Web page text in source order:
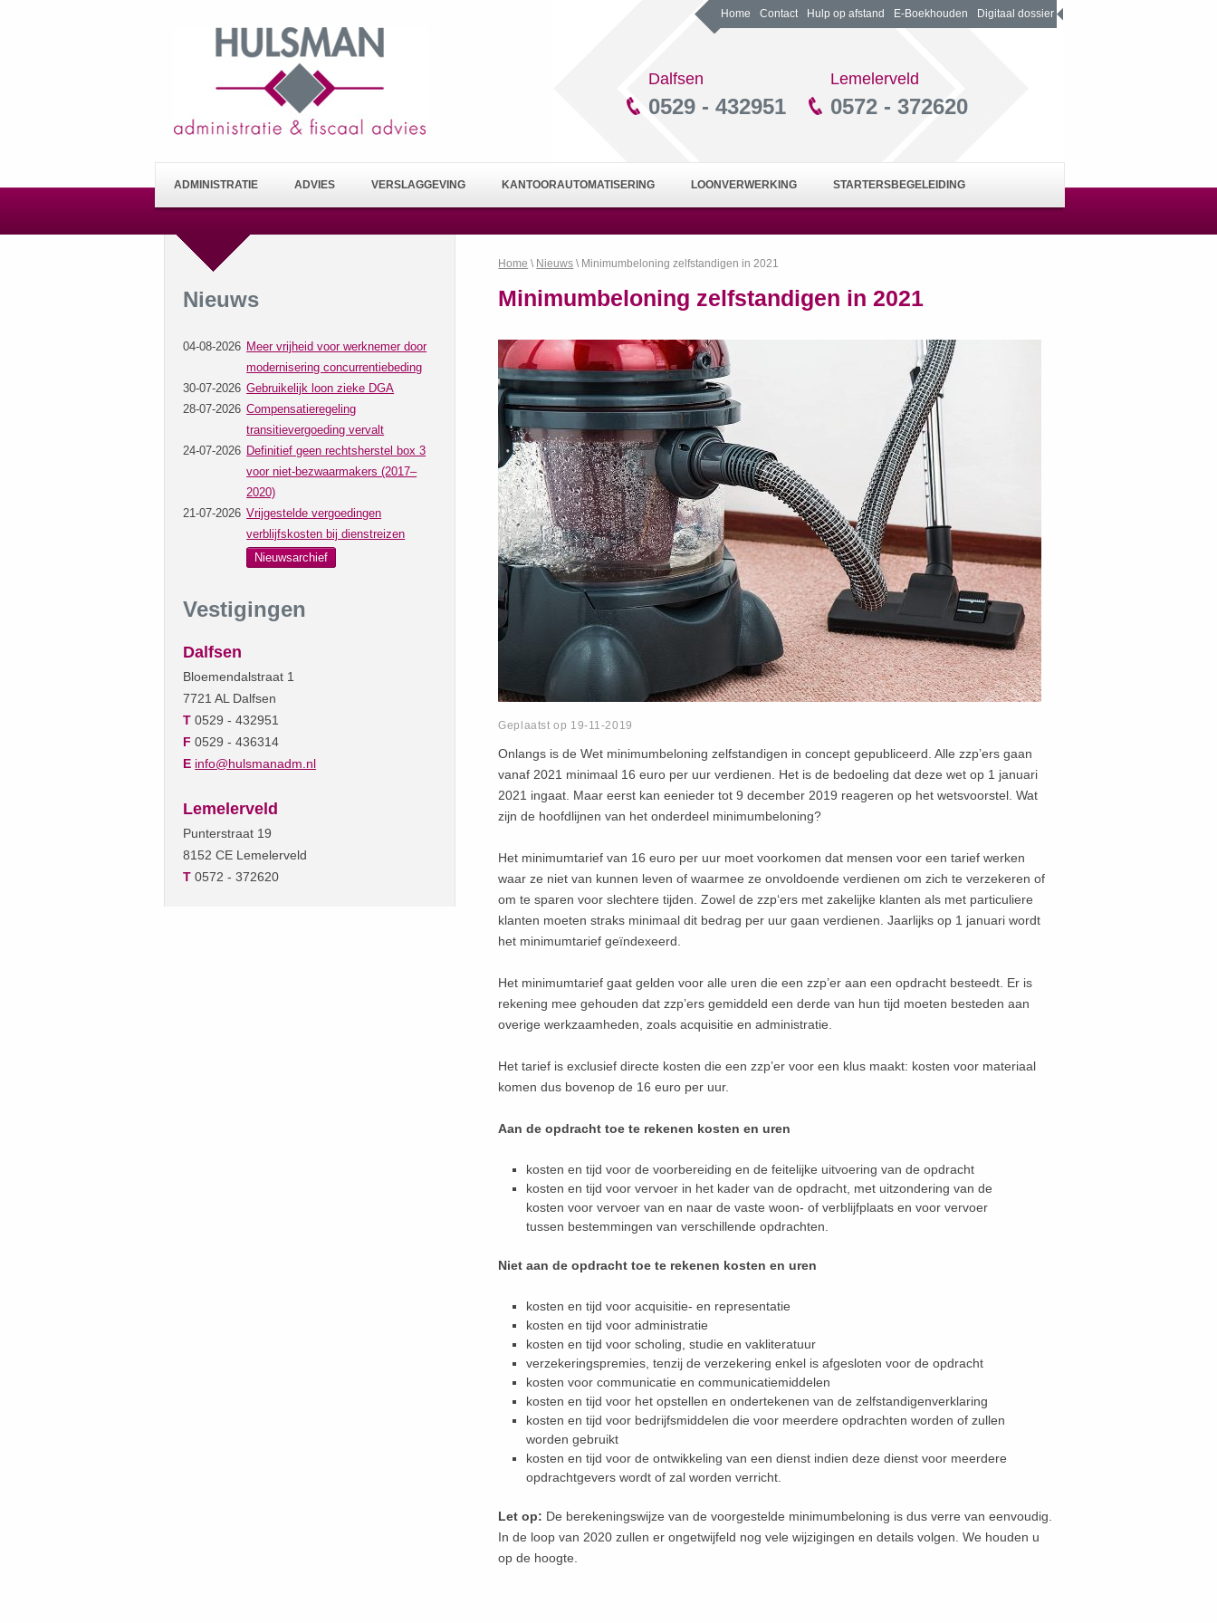
Home Contact Hulp op afstand E-Boekhouden Digitaal dossier
Dalfsen
0529 - 432951
Lemelerveld
0572 - 372620
ADMINISTRATIE ADVIES VERSLAGGEVING KANTOORAUTOMATISERING LOONVERWERKING STARTERSBEGELEIDING
Nieuws
04-08-2026 Meer vrijheid voor werknemer door
modernisering concurrentiebeding
30-07-2026 Gebruikelijk loon zieke DGA
28-07-2026 Compensatieregeling
transitievergoeding vervalt
24-07-2026 Definitief geen rechtsherstel box 3
voor niet-bezwaarmakers (2017–
2020)
21-07-2026 Vrijgestelde vergoedingen
verblijfskosten bij dienstreizen
Nieuwsarchief
Vestigingen
Dalfsen
Bloemendalstraat 1
7721 AL Dalfsen
T 0529 - 432951
F 0529 - 436314
E info@hulsmanadm.nl
Lemelerveld
Punterstraat 19
8152 CE Lemelerveld
T 0572 - 372620
Home \ Nieuws \ Minimumbeloning zelfstandigen in 2021
Minimumbeloning zelfstandigen in 2021
Geplaatst op 19-11-2019
Onlangs is de Wet minimumbeloning zelfstandigen in concept gepubliceerd. Alle zzp’ers gaan
vanaf 2021 minimaal 16 euro per uur verdienen. Het is de bedoeling dat deze wet op 1 januari
2021 ingaat. Maar eerst kan eenieder tot 9 december 2019 reageren op het wetsvoorstel. Wat
zijn de hoofdlijnen van het onderdeel minimumbeloning?
Het minimumtarief van 16 euro per uur moet voorkomen dat mensen voor een tarief werken
waar ze niet van kunnen leven of waarmee ze onvoldoende verdienen om zich te verzekeren of
om te sparen voor slechtere tijden. Zowel de zzp‘ers met zakelijke klanten als met particuliere
klanten moeten straks minimaal dit bedrag per uur gaan verdienen. Jaarlijks op 1 januari wordt
het minimumtarief geïndexeerd.
Het minimumtarief gaat gelden voor alle uren die een zzp’er aan een opdracht besteedt. Er is
rekening mee gehouden dat zzp’ers gemiddeld een derde van hun tijd moeten besteden aan
overige werkzaamheden, zoals acquisitie en administratie.
Het tarief is exclusief directe kosten die een zzp’er voor een klus maakt: kosten voor materiaal
komen dus bovenop de 16 euro per uur.
Aan de opdracht toe te rekenen kosten en uren
kosten en tijd voor de voorbereiding en de feitelijke uitvoering van de opdracht
kosten en tijd voor vervoer in het kader van de opdracht, met uitzondering van de
kosten voor vervoer van en naar de vaste woon- of verblijfplaats en voor vervoer
tussen bestemmingen van verschillende opdrachten.
Niet aan de opdracht toe te rekenen kosten en uren
kosten en tijd voor acquisitie- en representatie
kosten en tijd voor administratie
kosten en tijd voor scholing, studie en vakliteratuur
verzekeringspremies, tenzij de verzekering enkel is afgesloten voor de opdracht
kosten voor communicatie en communicatiemiddelen
kosten en tijd voor het opstellen en ondertekenen van de zelfstandigenverklaring
kosten en tijd voor bedrijfsmiddelen die voor meerdere opdrachten worden of zullen
worden gebruikt
kosten en tijd voor de ontwikkeling van een dienst indien deze dienst voor meerdere
opdrachtgevers wordt of zal worden verricht.
Let op: De berekeningswijze van de voorgestelde minimumbeloning is dus verre van eenvoudig.
In de loop van 2020 zullen er ongetwijfeld nog vele wijzigingen en details volgen. We houden u
op de hoogte.